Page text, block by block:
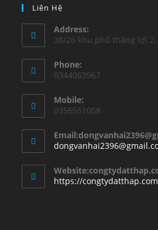
Liên Hệ
Address:
38/26 khu phố thắng lợi
Phone:
0344063967
Mobile:
0356551058
https://